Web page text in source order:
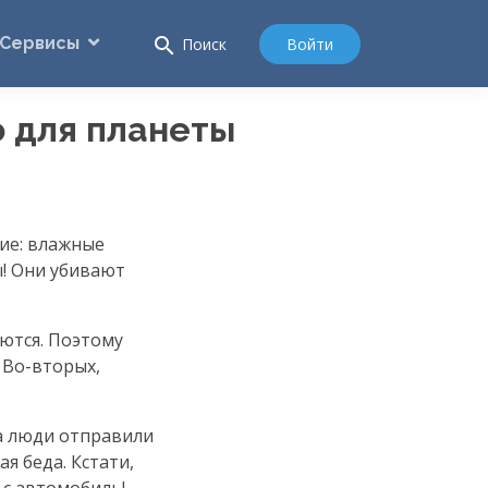
Сервисы search Поиск Войти
планеты
влажные
Они убивают
Поэтому
Во-вторых,
люди отправили
беда. Кстати,